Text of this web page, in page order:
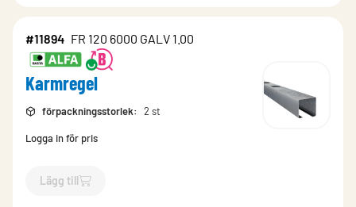
#11894 FR 120 6000 GALV 1.00
Karmregel
förpackningsstorlek: 2 st
Logga in för pris
Lägg till
`$Lägg till